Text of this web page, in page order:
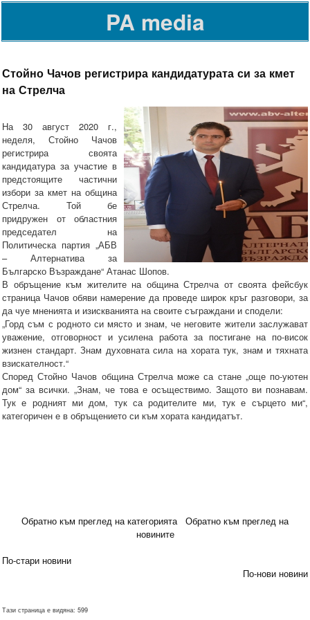
PA media
Стойно Чачов регистрира кандидатурата си за кмет
на Стрелча
На 30 август 2020 г.,
неделя, Стойно Чачов
регистрира своята
кандидатура за участие в
предстоящите частични
избори за кмет на община
Стрелча. Той бе
придружен от областния
председател на
Политическа партия „АБВ
– Алтернатива за
Българско Възраждане“ Атанас Шопов.
В обръщение към жителите на община Стрелча от своята фейсбук
страница Чачов обяви намерение да проведе широк кръг разговори, за
да чуе мненията и изискванията на своите съграждани и сподели:
„Горд съм с родното си място и знам, че неговите жители заслужават
уважение, отговорност и усилена работа за постигане на по-висок
жизнен стандарт. Знам духовната сила на хората тук, знам и тяхната
взискателност.“
Според Стойно Чачов община Стрелча може са стане „още по-уютен
дом“ за всички. „Знам, че това е осъществимо. Защото ви познавам.
Тук е родният ми дом, тук са родителите ми, тук е сърцето ми“,
категоричен е в обръщението си към хората кандидатът.
Обратно към преглед на категорията
Обратно към преглед на
новините
По-стари новини
По-нови новини
Тази страница е видяна: 599